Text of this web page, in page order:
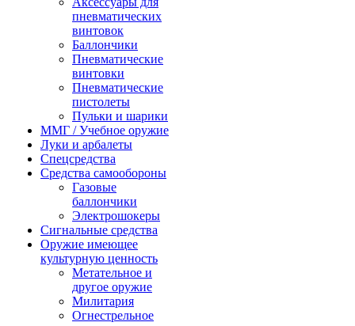
пневматических
винтовок
Баллончики
Пневматические
винтовки
Пневматические
пистолеты
Пульки и шарики
ММГ / Учебное оружие
Луки и арбалеты
Спецсредства
Средства самообороны
Газовые
баллончики
Электрошокеры
Сигнальные средства
Оружие имеющее
культурную ценность
Метательное и
другое оружие
Милитария
Огнестрельное